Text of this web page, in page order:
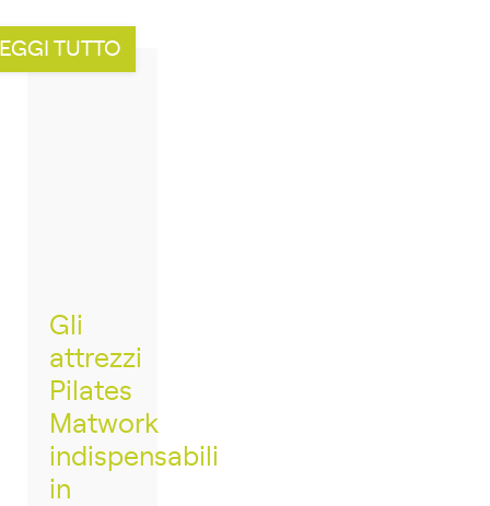
TUTTO
Gli
attrezzi
Pilates
Matwork
indispensabili
in